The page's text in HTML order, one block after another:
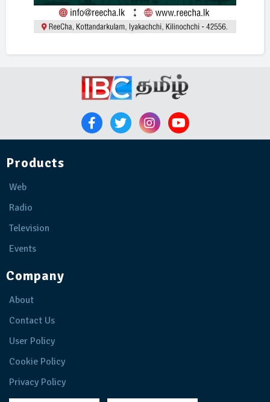
Products
Web
Radio
Television
Events
Company
About
Contact Us
User Policy
Cookie Policy
Privacy Policy